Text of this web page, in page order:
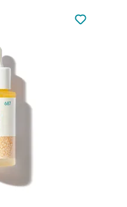
Nie dodano
Dodaj do